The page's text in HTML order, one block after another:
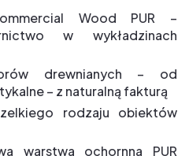
Wood PUR –
w wykładzinach
drewnianych – od
– z naturalną fakturą
rodzaju obiektów
warstwa ochornna PUR